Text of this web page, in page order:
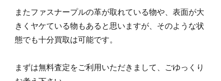
またファスナープルの革が取れている物や、表面が大
きくヤケている物もあると思いますが、そのような状
態でも十分買取は可能です。
まずは無料査定をご利用いただきまして、ごゆっくり